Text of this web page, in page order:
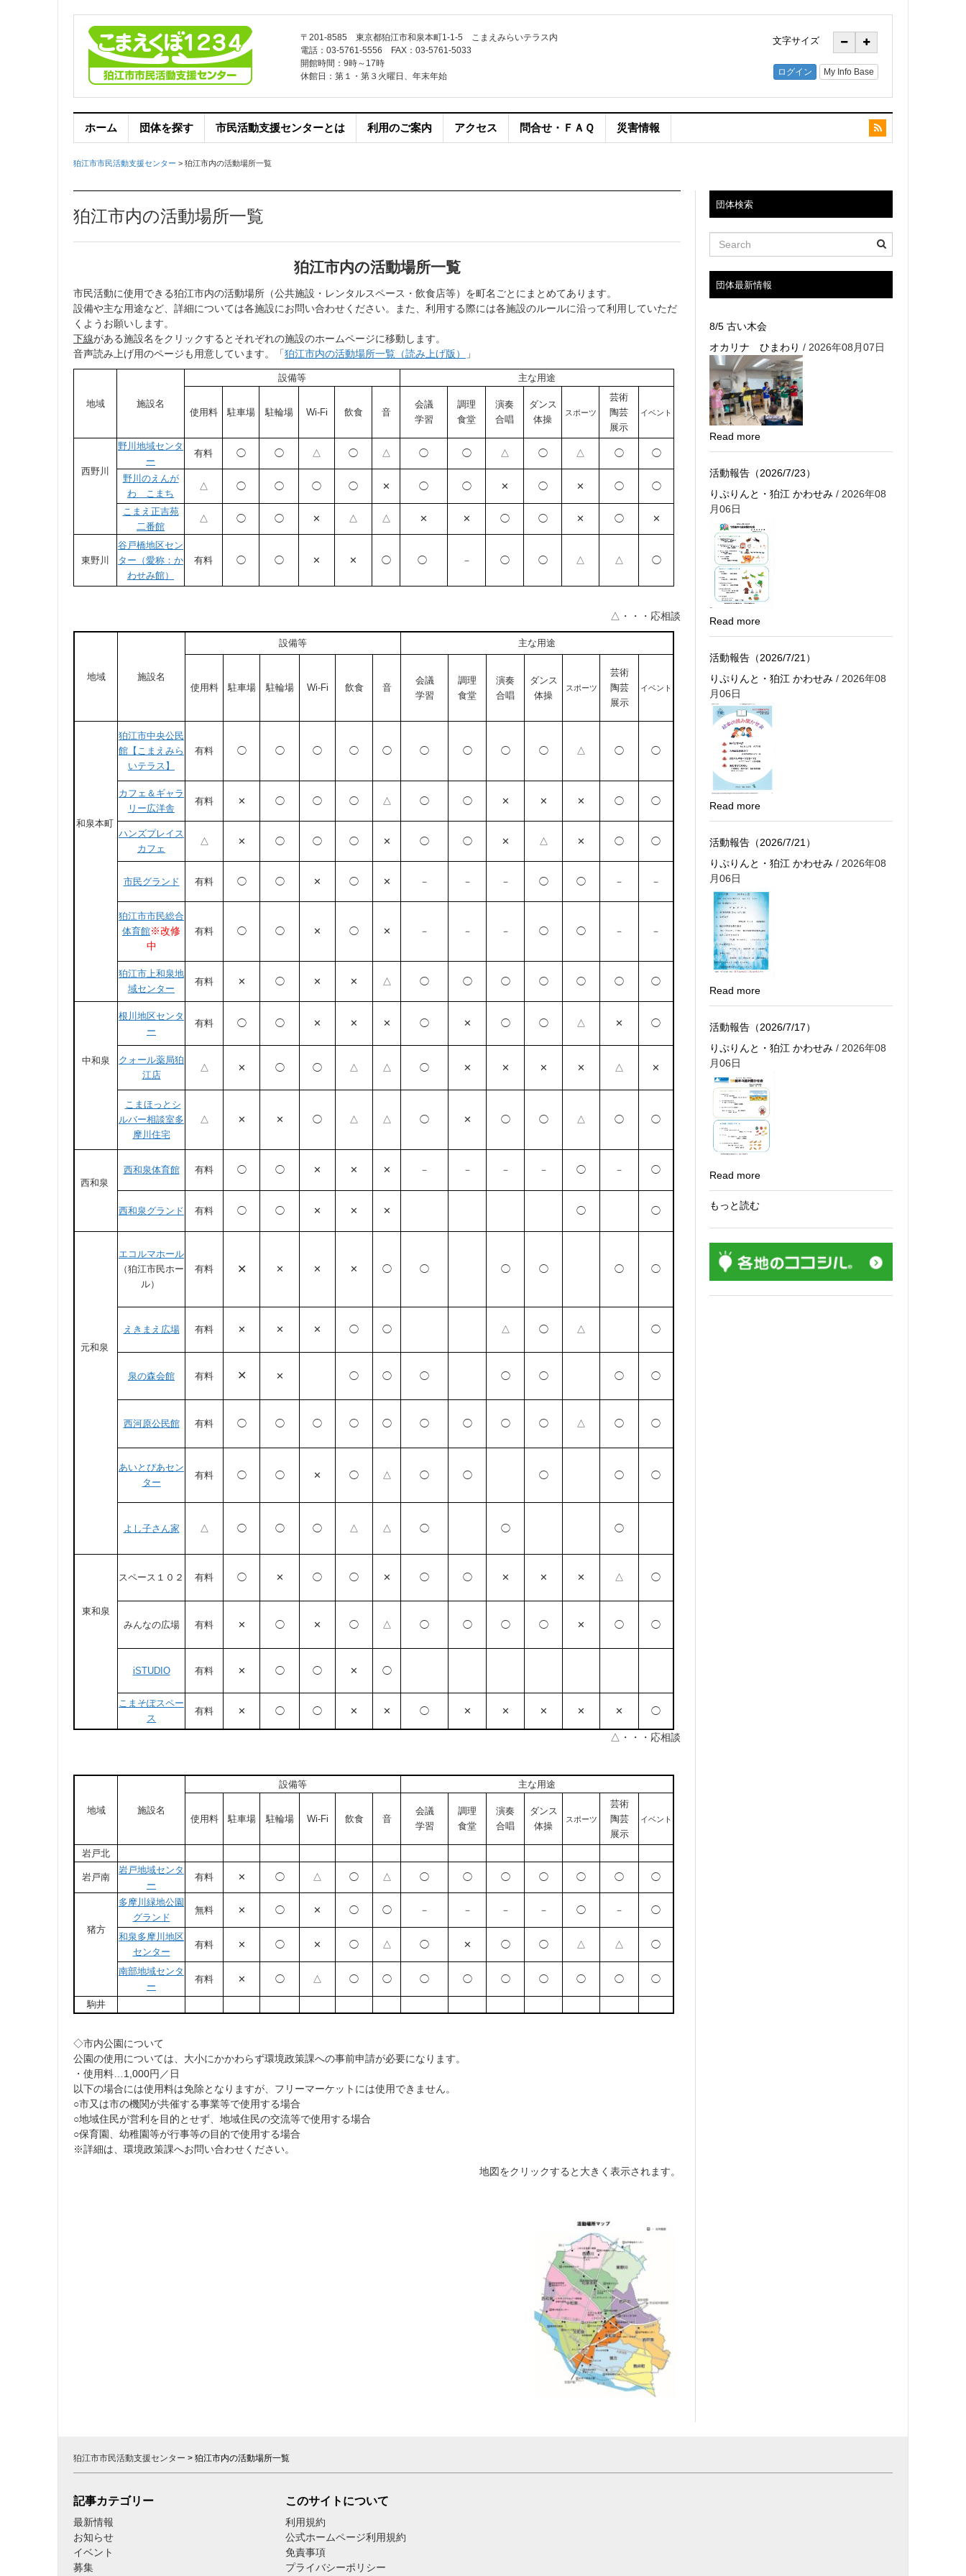
〒201-8585 東京都狛江市和泉本町1-1-5 こまえみらいテラス内
電話：03-5761-5556 FAX：03-5761-5033
開館時間：9時～17時
休館日：第１・第３火曜日、年末年始
文字サイズ
ホーム 団体を探す 市民活動支援センターとは 利用のご案内 アクセス 問合せ・ＦＡＱ 災害情報
狛江市市民活動支援センター > 狛江市内の活動場所一覧
狛江市内の活動場所一覧
狛江市内の活動場所一覧
市民活動に使用できる狛江市内の活動場所（公共施設・レンタルスペース・飲食店等）を町名ごとにまとめてあります。
設備や主な用途など、詳細については各施設にお問い合わせください。また、利用する際には各施設のルールに沿って利用していただ
くようお願いします。
下線がある施設名をクリックするとそれぞれの施設のホームページに移動します。
音声読み上げ用のページも用意しています。「狛江市内の活動場所一覧（読み上げ版） 」
地域 施設名
設備等 主な用途
使用料 駐車場 駐輪場 Wi-Fi 飲食 音
会議
学習
調理
食堂
演奏
合唱
ダンス
体操
スポーツ
芸術
陶芸
展示
イベント
西野川
野川地域センタ
ー
有料 ◯ ◯ △ ◯ △ ◯ ◯ △ ◯ △ ◯ ◯
野川のえんが
わ こまち
△ ◯ ◯ ◯ ◯ ✕ ◯ ◯ ✕ ◯ ✕ ◯ ◯
こまえ正吉苑
二番館
△ ◯ ◯ ✕ △ △ ✕ ✕ ◯ ◯ ✕ ◯ ✕
東野川
谷戸橋地区セン
ター（愛称：か
わせみ館）
有料 ◯ ◯ ✕ ✕ ◯ ◯ － ◯ ◯ △ △ ◯
△・・・応相談
地域 施設名
設備等 主な用途
使用料 駐車場 駐輪場 Wi-Fi 飲食 音
会議
学習
調理
食堂
演奏
合唱
ダンス
体操
スポーツ
芸術
陶芸
展示
イベント
和泉本町
狛江市中央公民
館【こまえみら
いテラス】
有料 ◯ ◯ ◯ ◯ ◯ ◯ ◯ ◯ ◯ △ ◯ ◯
カフェ＆ギャラ
リー広洋舎
有料 ✕ ◯ ◯ ◯ △ ◯ ◯ ✕ ✕ ✕ ◯ ◯
ハンズプレイス
カフェ
△ ✕ ◯ ◯ ◯ ✕ ◯ ◯ ✕ △ ✕ ◯ ◯
市民グランド 有料 ◯ ◯ ✕ ◯ ✕ － － － ◯ ◯ － －
狛江市市民総合
体育館※改修
中
有料 ◯ ◯ ✕ ◯ ✕ － － － ◯ ◯ － －
狛江市上和泉地
域センター
有料 ✕ ◯ ✕ ✕ △ ◯ ◯ ◯ ◯ ◯ ◯ ◯
中和泉
根川地区センタ
ー
有料 ◯ ◯ ✕ ✕ ✕ ◯ ✕ ◯ ◯ △ ✕ ◯
クォール薬局狛
江店
△ ✕ ◯ ◯ △ △ ◯ ✕ ✕ ✕ ✕ △ ✕
こまほっとシ
ルバー相談室多
摩川住宅
△ ✕ ✕ ◯ △ △ ◯ ✕ ◯ ◯ △ ◯ ◯
西和泉
西和泉体育館 有料 ◯ ◯ ✕ ✕ ✕ － － － － ◯ － ◯
西和泉グランド 有料 ◯ ◯ ✕ ✕ ✕ ◯ ◯
元和泉
エコルマホール
（狛江市民ホー
ル）
有料 ✕ ✕ ✕ ✕ ◯ ◯ ◯ ◯ ◯ ◯
えきまえ広場 有料 ✕ ✕ ✕ ◯ ◯ △ ◯ △ ◯
泉の森会館 有料 ✕ ✕ ◯ ◯ ◯ ◯ ◯ ◯ ◯
西河原公民館 有料 ◯ ◯ ◯ ◯ ◯ ◯ ◯ ◯ ◯ △ ◯ ◯
あいとぴあセン
ター
有料 ◯ ◯ ✕ ◯ △ ◯ ◯ ◯ ◯ ◯
よし子さん家 △ ◯ ◯ ◯ △ △ ◯ ◯ ◯
東和泉
スペース１０２ 有料 ◯ ✕ ◯ ◯ ✕ ◯ ◯ ✕ ✕ ✕ △ ◯
みんなの広場 有料 ✕ ◯ ✕ ◯ △ ◯ ◯ ◯ ◯ ✕ ◯ ◯
iSTUDIO 有料 ✕ ◯ ◯ ✕ ◯
こまそぽスペー
ス
有料 ✕ ◯ ◯ ✕ ✕ ◯ ✕ ✕ ✕ ✕ ✕ ◯
△・・・応相談
地域 施設名
設備等 主な用途
使用料 駐車場 駐輪場 Wi-Fi 飲食 音
会議
学習
調理
食堂
演奏
合唱
ダンス
体操
スポーツ
芸術
陶芸
展示
イベント
岩戸北
岩戸南
岩戸地域センタ
ー
有料 ✕ ◯ △ ◯ △ ◯ ◯ ◯ ◯ ◯ ◯ ◯
猪方
多摩川緑地公園
グランド
無料 ✕ ◯ ✕ ◯ ◯ － － － － ◯ － ◯
和泉多摩川地区
センター
有料 ✕ ◯ ✕ ◯ △ ◯ ✕ ◯ ◯ △ △ ◯
南部地域センタ
ー
有料 ✕ ◯ △ ◯ ◯ ◯ ◯ ◯ ◯ ◯ ◯ ◯
駒井
◇市内公園について
公園の使用については、大小にかかわらず環境政策課への事前申請が必要になります。
・使用料…1,000円／日
以下の場合には使用料は免除となりますが、フリーマーケットには使用できません。
○市又は市の機関が共催する事業等で使用する場合
○地域住民が営利を目的とせず、地域住民の交流等で使用する場合
○保育園、幼稚園等が行事等の目的で使用する場合
※詳細は、環境政策課へお問い合わせください。
地図をクリックすると大きく表示されます。
団体検索
団体最新情報
8/5 古い木会
オカリナ ひまわり / 2026年08月07日
Read more
活動報告（2026/7/23）
りぷりんと・狛江 かわせみ / 2026年08
月06日
Read more
活動報告（2026/7/21）
りぷりんと・狛江 かわせみ / 2026年08
月06日
Read more
活動報告（2026/7/21）
りぷりんと・狛江 かわせみ / 2026年08
月06日
Read more
活動報告（2026/7/17）
りぷりんと・狛江 かわせみ / 2026年08
月06日
Read more
もっと読む
狛江市市民活動支援センター > 狛江市内の活動場所一覧
記事カテゴリー
最新情報
お知らせ
イベント
募集
このサイトについて
利用規約
公式ホームページ利用規約
免責事項
プライバシーポリシー